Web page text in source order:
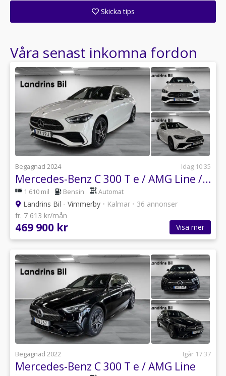
Skicka tips
Våra senast inkomna fordon
Begagnad 2024 Idag 10:35
Mercedes-Benz C 300 T e / AMG Line / Drag / 360 kamera / Nightpackage
1 610 mil Bensin Automat
Landrins Bil - Vimmerby • Kalmar • 36 annonser
fr. 7 613 kr/mån
469 900 kr Visa mer
Begagnad 2022 Igår 17:37
Mercedes-Benz C 300 T e / AMG Line